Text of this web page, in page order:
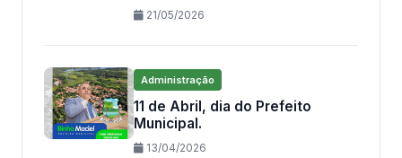
21/05/2026
Administração
11 de Abril, dia do Prefeito
Municipal.
13/04/2026